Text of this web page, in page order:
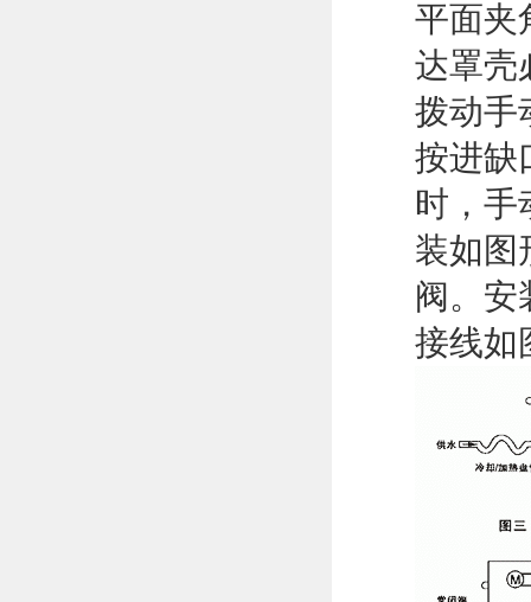
平面夹
达罩壳
拨动手
按进缺
时，手
装如图
阀。安
接线如